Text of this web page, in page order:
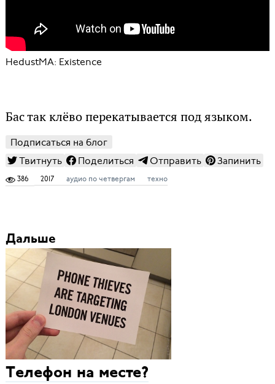
HedustMA: Existence
Бас так клёво перекатывается под языком.
Подписаться на блог
Твитнуть
Поделиться Отправить Запинить
386 2017 аудио по четвергам техно
Дальше
Телефон на месте?